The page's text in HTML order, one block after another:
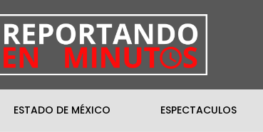
ESTADO DE MÉXICO ESPECTACULOS